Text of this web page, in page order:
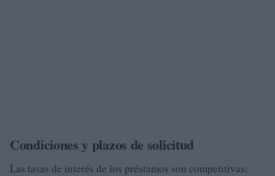
Condiciones y plazos de solicitud
Las tasas de interés de los préstamos son competitivas: